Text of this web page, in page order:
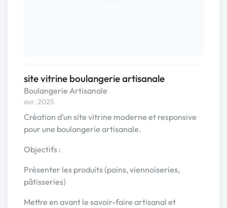
site vitrine boulangerie artisanale
Boulangerie Artisanale
avr. 2025
Création d’un site vitrine moderne et responsive
pour une boulangerie artisanale.
Objectifs :
Présenter les produits (pains, viennoiseries,
pâtisseries)
Mettre en avant le savoir-faire artisanal et